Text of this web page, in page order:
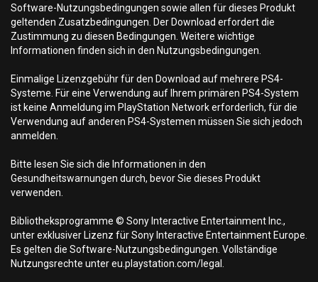
Software-Nutzungsbedingungen sowie allen für dieses Produkt
geltenden Zusatzbedingungen. Der Download erfordert die
Zustimmung zu diesen Bedingungen. Weitere wichtige
Informationen finden sich in den Nutzungsbedingungen.
Einmalige Lizenzgebühr für den Download auf mehrere PS4-
Systeme. Für eine Verwendung auf Ihrem primären PS4-System
ist keine Anmeldung im PlayStation Network erforderlich, für die
Verwendung auf anderen PS4-Systemen müssen Sie sich jedoch
anmelden.
Bitte lesen Sie sich die Informationen in den
Gesundheitswarnungen durch, bevor Sie dieses Produkt
verwenden.
Bibliotheksprogramme © Sony Interactive Entertainment Inc.,
unter exklusiver Lizenz für Sony Interactive Entertainment Europe.
Es gelten die Software-Nutzungsbedingungen. Vollständige
Nutzungsrechte unter eu.playstation.com/legal.